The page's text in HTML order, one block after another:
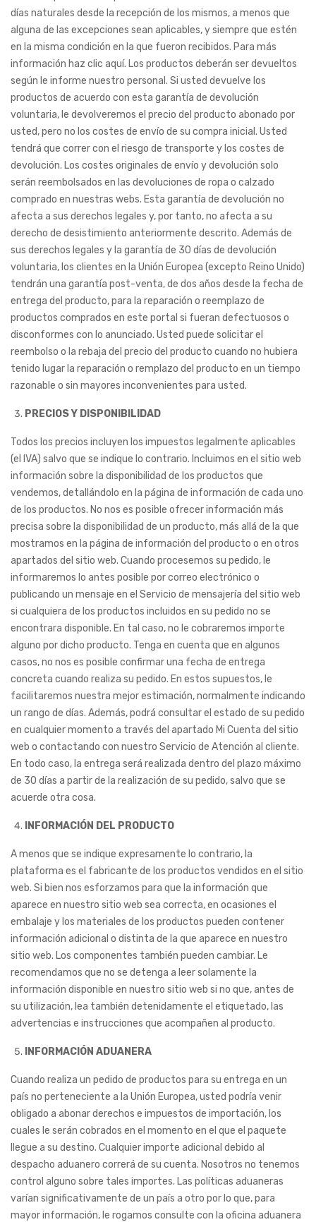
días naturales desde la recepción de los mismos, a menos que
alguna de las excepciones sean aplicables, y siempre que estén
en la misma condición en la que fueron recibidos. Para más
información haz clic aquí. Los productos deberán ser devueltos
según le informe nuestro personal. Si usted devuelve los
productos de acuerdo con esta garantía de devolución
voluntaria, le devolveremos el precio del producto abonado por
usted, pero no los costes de envío de su compra inicial. Usted
tendrá que correr con el riesgo de transporte y los costes de
devolución. Los costes originales de envío y devolución solo
serán reembolsados en las devoluciones de ropa o calzado
comprado en nuestras webs. Esta garantía de devolución no
afecta a sus derechos legales y, por tanto, no afecta a su
derecho de desistimiento anteriormente descrito. Además de
sus derechos legales y la garantía de 30 días de devolución
voluntaria, los clientes en la Unión Europea (excepto Reino Unido)
tendrán una garantía post-venta, de dos años desde la fecha de
entrega del producto, para la reparación o reemplazo de
productos comprados en este portal si fueran defectuosos o
disconformes con lo anunciado. Usted puede solicitar el
reembolso o la rebaja del precio del producto cuando no hubiera
tenido lugar la reparación o remplazo del producto en un tiempo
razonable o sin mayores inconvenientes para usted.
PRECIOS Y DISPONIBILIDAD
Todos los precios incluyen los impuestos legalmente aplicables
(el IVA) salvo que se indique lo contrario. Incluimos en el sitio web
información sobre la disponibilidad de los productos que
vendemos, detallándolo en la página de información de cada uno
de los productos. No nos es posible ofrecer información más
precisa sobre la disponibilidad de un producto, más allá de la que
mostramos en la página de información del producto o en otros
apartados del sitio web. Cuando procesemos su pedido, le
informaremos lo antes posible por correo electrónico o
publicando un mensaje en el Servicio de mensajería del sitio web
si cualquiera de los productos incluidos en su pedido no se
encontrara disponible. En tal caso, no le cobraremos importe
alguno por dicho producto. Tenga en cuenta que en algunos
casos, no nos es posible confirmar una fecha de entrega
concreta cuando realiza su pedido. En estos supuestos, le
facilitaremos nuestra mejor estimación, normalmente indicando
un rango de días. Además, podrá consultar el estado de su pedido
en cualquier momento a través del apartado Mi Cuenta del sitio
web o contactando con nuestro Servicio de Atención al cliente.
En todo caso, la entrega será realizada dentro del plazo máximo
de 30 días a partir de la realización de su pedido, salvo que se
acuerde otra cosa.
INFORMACIÓN DEL PRODUCTO
A menos que se indique expresamente lo contrario, la
plataforma es el fabricante de los productos vendidos en el sitio
web. Si bien nos esforzamos para que la información que
aparece en nuestro sitio web sea correcta, en ocasiones el
embalaje y los materiales de los productos pueden contener
información adicional o distinta de la que aparece en nuestro
sitio web. Los componentes también pueden cambiar. Le
recomendamos que no se detenga a leer solamente la
información disponible en nuestro sitio web si no que, antes de
su utilización, lea también detenidamente el etiquetado, las
advertencias e instrucciones que acompañen al producto.
INFORMACIÓN ADUANERA
Cuando realiza un pedido de productos para su entrega en un
país no perteneciente a la Unión Europea, usted podría venir
obligado a abonar derechos e impuestos de importación, los
cuales le serán cobrados en el momento en el que el paquete
llegue a su destino. Cualquier importe adicional debido al
despacho aduanero correrá de su cuenta. Nosotros no tenemos
control alguno sobre tales importes. Las políticas aduaneras
varían significativamente de un país a otro por lo que, para
mayor información, le rogamos consulte con la oficina aduanera